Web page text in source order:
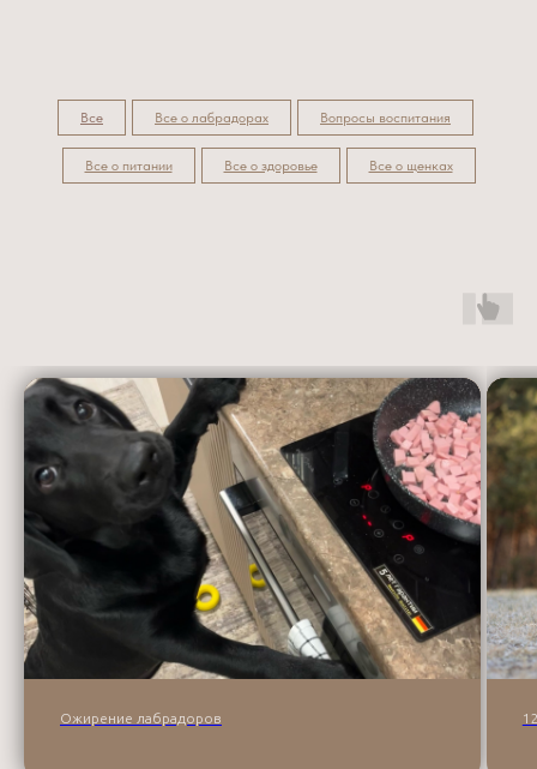
Все Все о лабрадорах Вопросы воспитания
Все о питании Все о здоровье Все о щенках
Ожирение лабрадоров